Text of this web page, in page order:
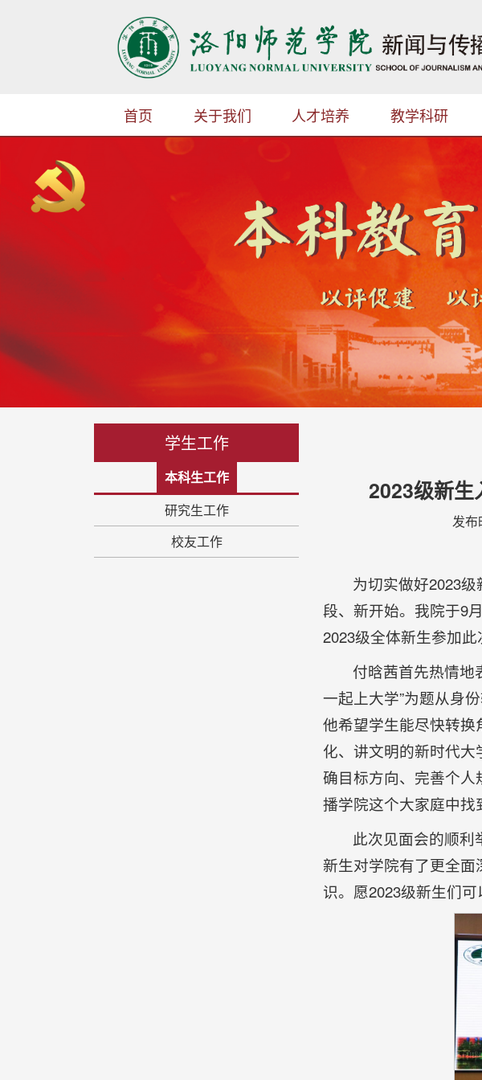
首页 关于我们 人才培养 教学科研
学生工作
本科生工作
研究生工作
校友工作
2023级新
发
为切实做好2023
段、新开始。我院于9
2023级全体新生参加此
付晗茜首先热情地
一起上大学”为题从身
他希望学生能尽快转
化、讲文明的新时代
确目标方向、完善个
播学院这个大家庭中找
此次见面会的顺利
新生对学院有了更全面
识。愿2023级新生们